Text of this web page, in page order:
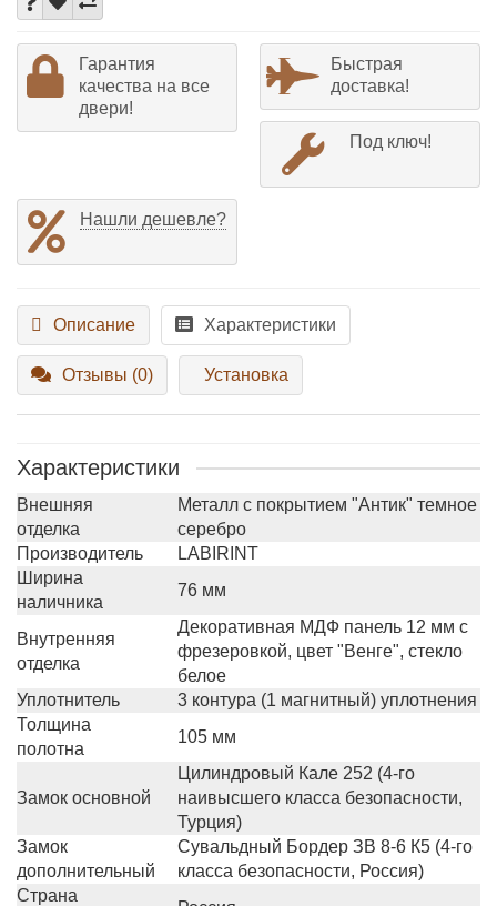
Гарантия
качества на все
двери!
Быстрая
доставка!
Под ключ!
Нашли дешевле?
Описание Характеристики
Отзывы (0) Установка
Характеристики
Внешняя
отделка
Металл с покрытием "Антик" темное
серебро
Производитель
LABIRINT
Ширина
наличника
76 мм
Внутренняя
отделка
Декоративная МДФ панель 12 мм с
фрезеровкой, цвет "Венге", стекло
белое
Уплотнитель
3 контура (1 магнитный) уплотнения
Толщина
полотна
105 мм
Замок основной
Цилиндровый Кале 252 (4-го
наивысшего класса безопасности,
Турция)
Замок
дополнительный
Сувальдный Бордер ЗВ 8-6 К5 (4-го
класса безопасности, Россия)
Страна